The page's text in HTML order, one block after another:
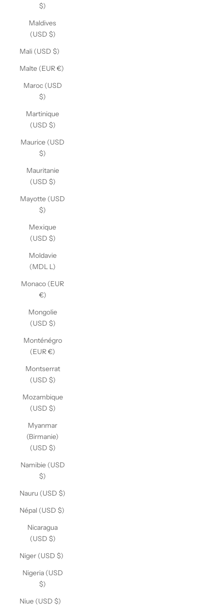
$)
Maldives
(USD $)
Mali (USD $)
Malte (EUR €)
Maroc (USD
$)
Martinique
(USD $)
Maurice (USD
$)
Mauritanie
(USD $)
Mayotte (USD
$)
Mexique
(USD $)
Moldavie
(MDL L)
Monaco (EUR
€)
Mongolie
(USD $)
Monténégro
(EUR €)
Montserrat
(USD $)
Mozambique
(USD $)
Myanmar
(Birmanie)
(USD $)
Namibie (USD
$)
Nauru (USD $)
Népal (USD $)
Nicaragua
(USD $)
Niger (USD $)
Nigeria (USD
$)
Niue (USD $)